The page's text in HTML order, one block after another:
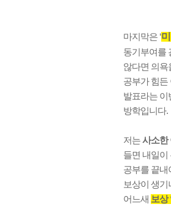
마지막은 ‘
동기부여를
않다면 의욕
공부가 힘
발표라는 이
방학입니다.
저는사소한
들면 내일
공부를 끝내
보상이 생
어느새 보상